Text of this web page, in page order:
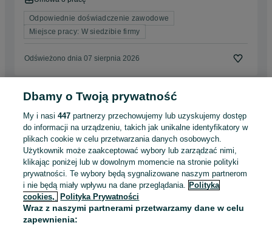
Odpowiednie doświadczenie zawodowe
Miejsce pracy: W siedzibie firmy
Odświeżono dnia 07 sierpnia 2026
Asystent Projektanta Branży
FBSerwis SA
Gdańsk, Nowy Port
Pełny etat
Umowa o pracę
Odpowiednie doświadczenie zawodowe
Miejsce pracy: W siedzibie firmy
Odświeżono dnia 06 sierpnia 2026
Dbamy o Twoją prywatność
My i nasi447 partnerzy przechowujemy lub uzyskujemy dostęp
do informacji na urządzeniu, takich jak unikalne identyfikatory w
plikach cookie w celu przetwarzania danych osobowych.
Użytkownik może zaakceptować wybory lub zarządzać nimi,
klikając poniżej lub w dowolnym momencie na stronie polityki
prywatności. Te wybory będą sygnalizowane naszym partnerom
i nie będą miały wpływu na dane przeglądania. Polityka
cookies,
Polityka Prywatności
Wraz z naszymi partnerami przetwarzamy dane w celu
zapewnienia: